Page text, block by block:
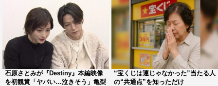
石原さとみが『Destiny』本編映像
を初観賞「ヤバい…泣きそう」亀梨
“宝くじは運じゃなかった”当たる人
の“共通点”を知っただけ